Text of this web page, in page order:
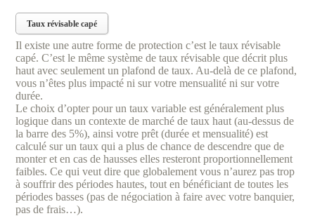
Taux révisable capé
Il existe une autre forme de protection c’est le taux révisable
capé. C’est le même système de taux révisable que décrit plus
haut avec seulement un plafond de taux. Au-delà de ce plafond,
vous n’êtes plus impacté ni sur votre mensualité ni sur votre
durée.
Le choix d’opter pour un taux variable est généralement plus
logique dans un contexte de marché de taux haut (au-dessus de
la barre des 5%), ainsi votre prêt (durée et mensualité) est
calculé sur un taux qui a plus de chance de descendre que de
monter et en cas de hausses elles resteront proportionnellement
faibles. Ce qui veut dire que globalement vous n’aurez pas trop
à souffrir des périodes hautes, tout en bénéficiant de toutes les
périodes basses (pas de négociation à faire avec votre banquier,
pas de frais…).